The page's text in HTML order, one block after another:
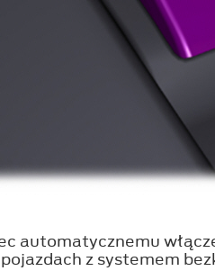
automatycznemu
z systemem